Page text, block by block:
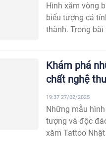
Hình xăm vòng
biểu tượng cá
thành. Trong bài
Khám phá
chất nghệ
Những mẫu
tượng và độc
xăm Tattoo
19:37 27/02/2025